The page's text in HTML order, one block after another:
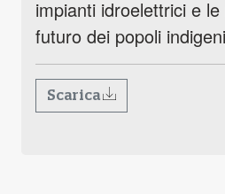
impianti idroelettrici e
futuro dei popoli
Scarica